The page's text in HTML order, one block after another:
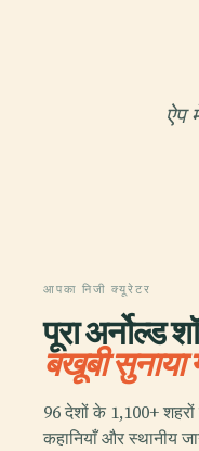
ऐप
आपका निजी क्यूरेटर
पूरा अर्नोल्ड
बखूबी सुनाया
96 देशों के 1,100+
कहानियाँ और स्थानीय